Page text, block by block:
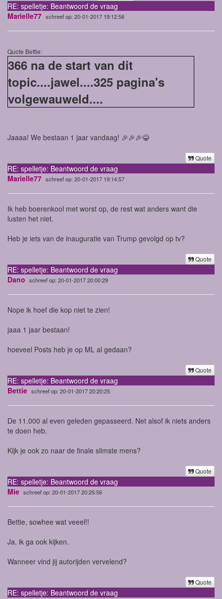
RE: spelletje: Beantwoord de vraag
Marielle77 schreef op: 20-01-2017 19:12:56
Quote Bettie:
366 na de start van dit
topic....jawel....325 pagina's
volgewauweld....
Jaaaa! We bestaan 1 jaar vandaag! 🎉🎉🎉😂
Quote
RE: spelletje: Beantwoord de vraag
Marielle77 schreef op: 20-01-2017 19:14:57
Ik heb boerenkool met worst op, de rest wat anders want die
lusten het niet.
Heb je iets van de inauguratie van Trump gevolgd op tv?
Quote
RE: spelletje: Beantwoord de vraag
Dano schreef op: 20-01-2017 20:00:29
Nope ik hoef die kop niet te zien!
jaaa 1 jaar bestaan!
hoeveel Posts heb je op ML al gedaan?
Quote
RE: spelletje: Beantwoord de vraag
Bettie schreef op: 20-01-2017 20:20:25
De 11.000 al even geleden gepasseerd. Net alsof ik niets anders
te doen heb.
Kijk je ook zo naar de finale slimste mens?
Quote
RE: spelletje: Beantwoord de vraag
Mie schreef op: 20-01-2017 20:25:56
Bettie, sowhee wat veeel!!
Ja, ik ga ook kijken.
Wanneer vind jij autorijden vervelend?
Quote
RE: spelletje: Beantwoord de vraag